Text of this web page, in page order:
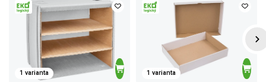
1 varianta 1 varianta